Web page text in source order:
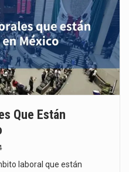
Que Están
laboral que están